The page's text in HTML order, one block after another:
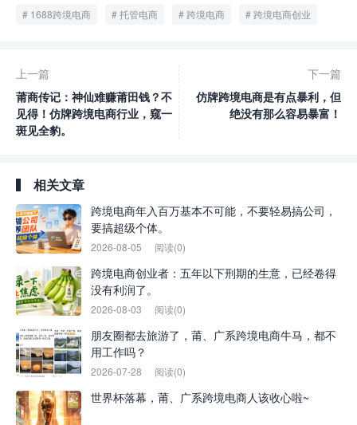
1688跨境电商 托管电商 跨境电商 跨境电商创业
上一篇
莆商传记：神仙难赚莆田钱？不
见得！仿牌跨境电商行业，窥一
斑见全豹。
下一篇
仿牌跨境电商是有点暴利，但
绝没有那么容易暴富！
相关文章
跨境电商年入百万基本不可能，不要轻易搞公司，
要搞超级个体。
2026-08-05 阅读(0)
跨境电商创业者：五年以下刑期的生意，已经卷得
没有利润了。
2026-08-03 阅读(0)
朋友圈都去旅游了，莆、广系跨境电商牛马，都不
用工作吗？
2026-07-28 阅读(0)
世界杯落幕，莆、广系跨境电商人该收心啦~